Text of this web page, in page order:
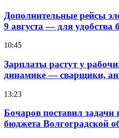
Дополнительные рейсы
9 августа — для удобства
10:45
Зарплаты растут у
динамике — сварщики,
13:23
Бочаров поставил
бюджета Волгоградской